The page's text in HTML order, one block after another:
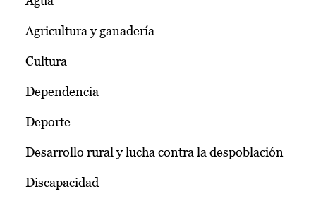
Agricultura y ganadería
Cultura
Dependencia
Deporte
Desarrollo rural y lucha contra la despoblación
Discapacidad